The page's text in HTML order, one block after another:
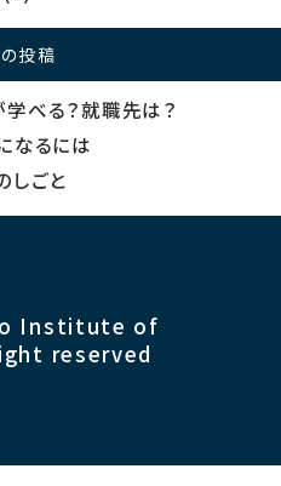
投稿
べる？就職先は？
なるには
しごと
Institute of
reserved